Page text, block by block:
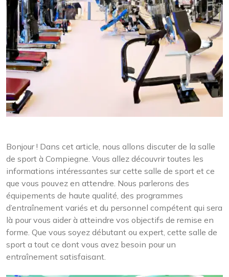
Bonjour ! Dans cet article, nous allons discuter de la salle
de sport à Compiegne. Vous allez découvrir toutes les
informations intéressantes sur cette salle de sport et ce
que vous pouvez en attendre. Nous parlerons des
équipements de haute qualité, des programmes
d’entraînement variés et du personnel compétent qui sera
là pour vous aider à atteindre vos objectifs de remise en
forme. Que vous soyez débutant ou expert, cette salle de
sport a tout ce dont vous avez besoin pour un
entraînement satisfaisant.